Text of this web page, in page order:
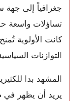
جغرافياً إلى
تساؤلات واسعة
كانت الأولوية
التوازنات
المشهد بدا
يريد أن يظهر